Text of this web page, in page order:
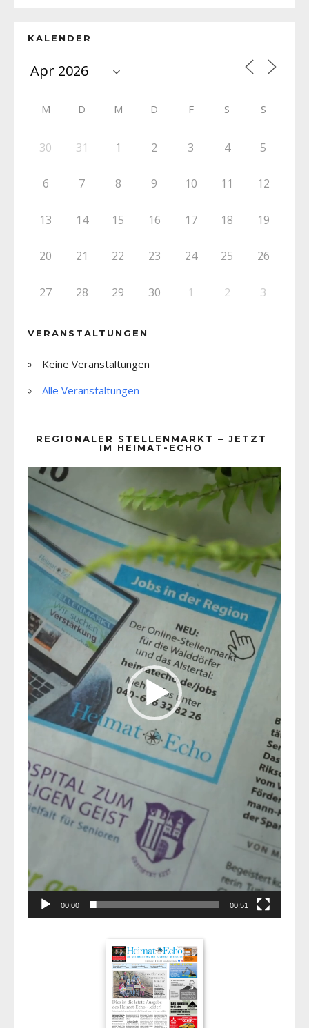
KALENDER
M D M D F S S
30 31 1 2 3 4 5
6 7 8 9 10 11 12
13 14 15 16 17 18 19
20 21 22 23 24 25 26
27 28 29 30 1 2 3
VERANSTALTUNGEN
Keine Veranstaltungen
Alle Veranstaltungen
REGIONALER STELLENMARKT – JETZT
IM HEIMAT-ECHO
Player
00:00 00:51